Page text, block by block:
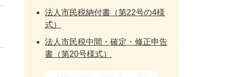
法人市民税納付書（第22号の4様
式）
法人市民税中間・確定・修正申告
書（第20号様式）